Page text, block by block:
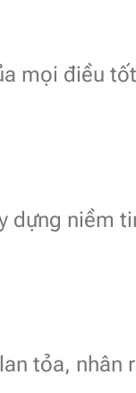
mọi điều
dựng niềm
tỏa, nhân